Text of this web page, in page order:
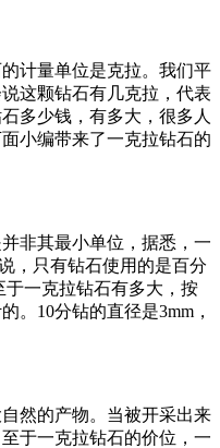
计量单位是克拉。我们平
这颗钻石有几克拉，代表
多少钱，有多大，很多人
小编带来了一克拉钻石的
非其最小单位，据悉，一
，只有钻石使用的是百分
一克拉钻石有多大，按
。10分钻的直径是3mm，
然的产物。当被开采出来
于一克拉钻石的价位，一